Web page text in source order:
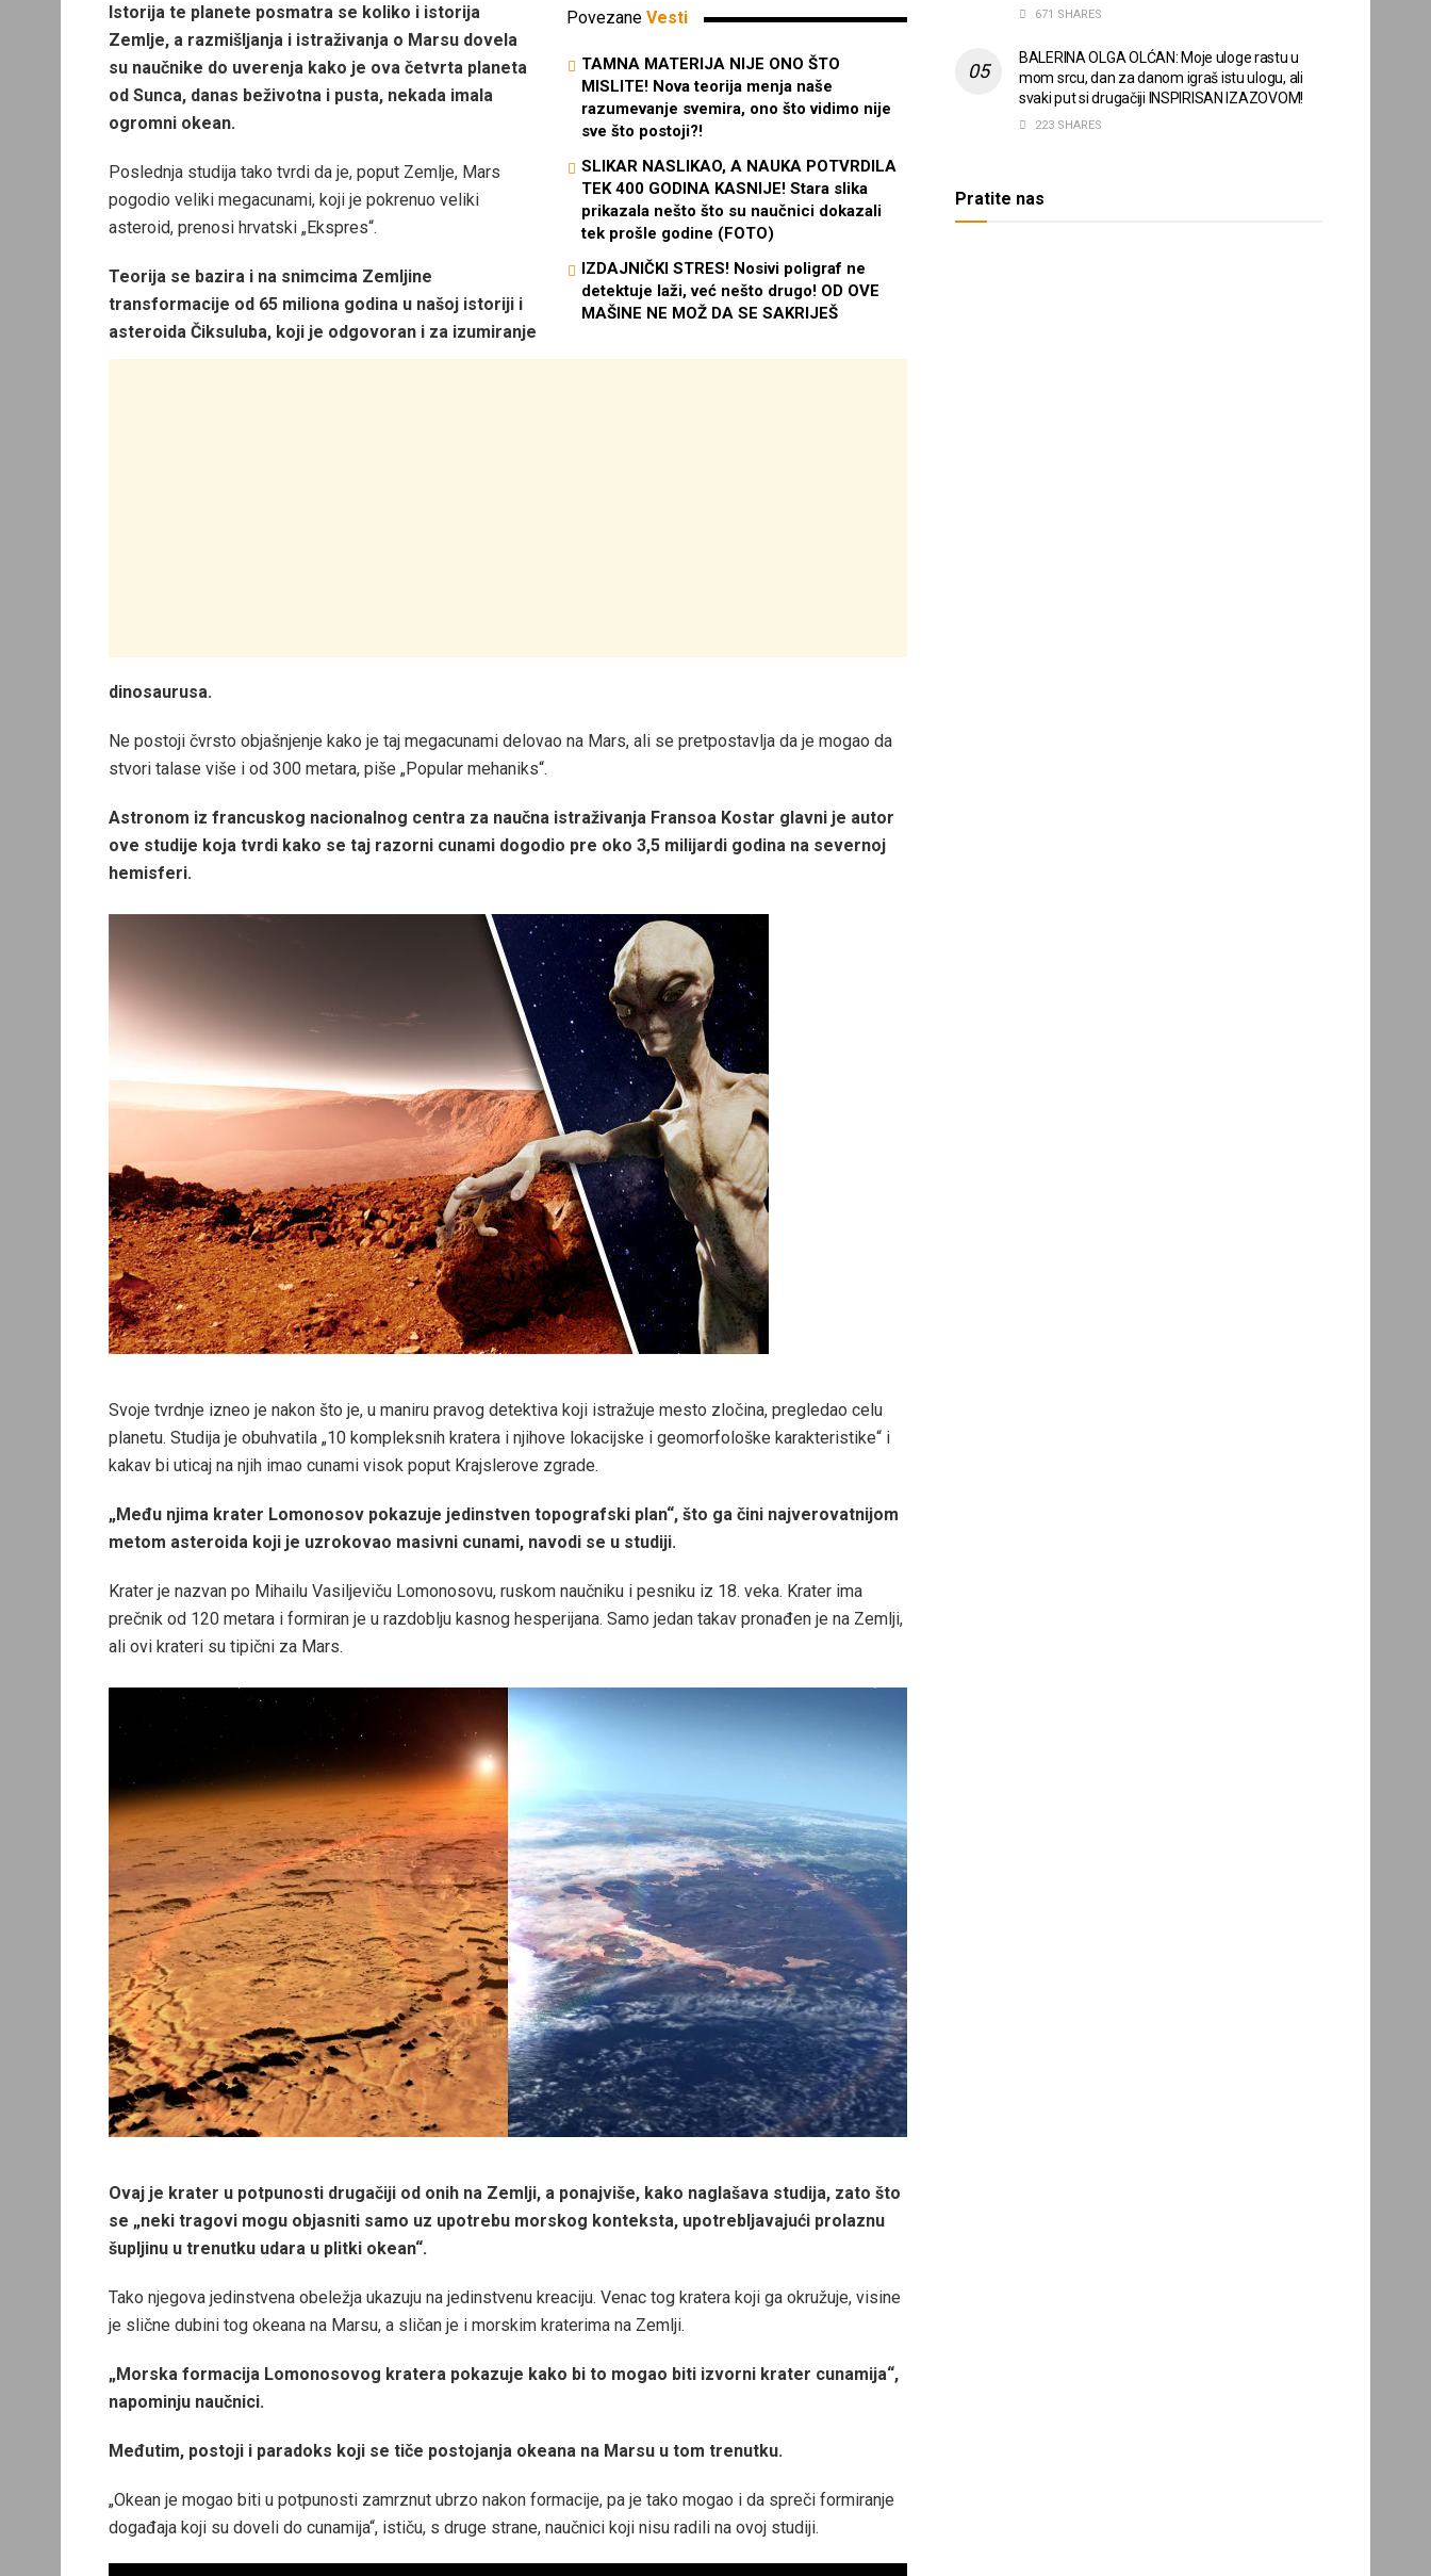
Povezane Vesti
TAMNA MATERIJA NIJE ONO ŠTO
MISLITE! Nova teorija menja naše
razumevanje svemira, ono što vidimo nije
sve što postoji?!
SLIKAR NASLIKAO, A NAUKA POTVRDILA
TEK 400 GODINA KASNIJE! Stara slika
prikazala nešto što su naučnici dokazali
tek prošle godine (FOTO)
IZDAJNIČKI STRES! Nosivi poligraf ne
detektuje laži, već nešto drugo! OD OVE
MAŠINE NE MOŽ DA SE SAKRIJEŠ
Istorija te planete posmatra se koliko i istorija
Zemlje, a razmišljanja i istraživanja o Marsu dovela
su naučnike do uverenja kako je ova četvrta planeta
od Sunca, danas beživotna i pusta, nekada imala
ogromni okean.
Poslednja studija tako tvrdi da je, poput Zemlje, Mars
pogodio veliki megacunami, koji je pokrenuo veliki
asteroid, prenosi hrvatski „Ekspres“.
Teorija se bazira i na snimcima Zemljine
transformacije od 65 miliona godina u našoj istoriji i
asteroida Čiksuluba, koji je odgovoran i za izumiranje
dinosaurusa.
Ne postoji čvrsto objašnjenje kako je taj megacunami delovao na Mars, ali se pretpostavlja da je mogao da
stvori talase više i od 300 metara, piše „Popular mehaniks“.
Astronom iz francuskog nacionalnog centra za naučna istraživanja Fransoa Kostar glavni je autor
ove studije koja tvrdi kako se taj razorni cunami dogodio pre oko 3,5 milijardi godina na severnoj
hemisferi.
Svoje tvrdnje izneo je nakon što je, u maniru pravog detektiva koji istražuje mesto zločina, pregledao celu
planetu. Studija je obuhvatila „10 kompleksnih kratera i njihove lokacijske i geomorfološke karakteristike“ i
kakav bi uticaj na njih imao cunami visok poput Krajslerove zgrade.
„Među njima krater Lomonosov pokazuje jedinstven topografski plan“, što ga čini najverovatnijom
metom asteroida koji je uzrokovao masivni cunami, navodi se u studiji.
Krater je nazvan po Mihailu Vasiljeviču Lomonosovu, ruskom naučniku i pesniku iz 18. veka. Krater ima
prečnik od 120 metara i formiran je u razdoblju kasnog hesperijana. Samo jedan takav pronađen je na Zemlji,
ali ovi krateri su tipični za Mars.
Ovaj je krater u potpunosti drugačiji od onih na Zemlji, a ponajviše, kako naglašava studija, zato što
se „neki tragovi mogu objasniti samo uz upotrebu morskog konteksta, upotrebljavajući prolaznu
šupljinu u trenutku udara u plitki okean“.
Tako njegova jedinstvena obeležja ukazuju na jedinstvenu kreaciju. Venac tog kratera koji ga okružuje, visine
je slične dubini tog okeana na Marsu, a sličan je i morskim kraterima na Zemlji.
„Morska formacija Lomonosovog kratera pokazuje kako bi to mogao biti izvorni krater cunamija“,
napominju naučnici.
Međutim, postoji i paradoks koji se tiče postojanja okeana na Marsu u tom trenutku.
„Okean je mogao biti u potpunosti zamrznut ubrzo nakon formacije, pa je tako mogao i da spreči formiranje
događaja koji su doveli do cunamija“, ističu, s druge strane, naučnici koji nisu radili na ovoj studiji.
671 SHARES
BALERINA OLGA OLĆAN: Moje uloge rastu u
mom srcu, dan za danom igraš istu ulogu, ali
svaki put si drugačiji INSPIRISAN IZAZOVOM!
223 SHARES
Pratite nas